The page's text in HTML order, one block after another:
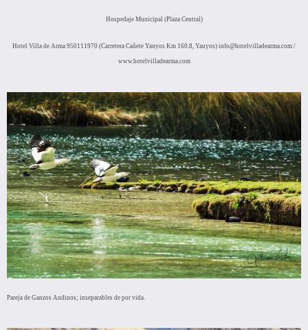
Hospedaje Municipal (Plaza Central)
Hotel Villa de Arma 950111970 (Carretera Cañete Yauyos Km 160.8, Yauyos) info@hotelvilladearma.com /
www.hotelvilladearma.com
Pareja de Ganzos Andinos; inseparables de por vida.